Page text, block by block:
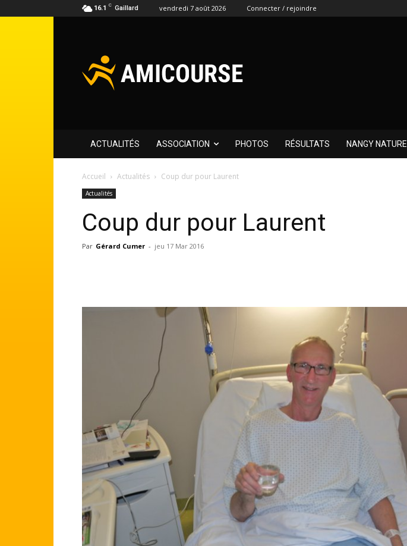
16.1 C Gaillard vendredi 7 août 2026 Connecter / rejoindre
ACTUALITÉS ASSOCIATION PHOTOS RÉSULTATS NANGY NATURE
Accueil Actualités Coup dur pour Laurent
Actualités
Coup dur pour Laurent
Par Gérard Cumer - jeu 17 Mar 2016